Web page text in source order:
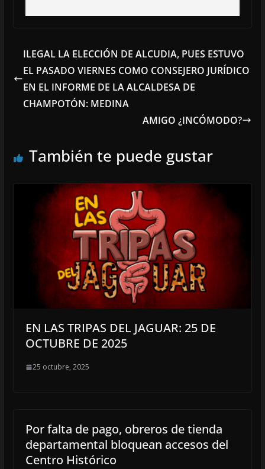
ILEGAL LA ELECCIÓN DE ALCUDIA, PUES ESTUVO
EL PASADO VIERNES COMO CONSEJERO JURÍDICO
EN EL INFORME DE LA ALCALDESA DE
CHAMPOTÓN: MEDINA
AMIGO ¿INCÓMODO?
También te puede gustar
EN LAS TRIPAS DEL JAGUAR: 25 DE
OCTUBRE DE 2025
25 octubre, 2025
Por falta de pago, obreros de tienda
departamental bloquean accesos del
Centro Histórico